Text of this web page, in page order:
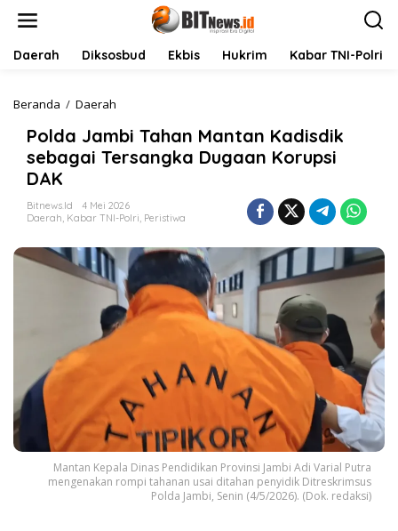
Daerah Diksosbud Ekbis Hukrim Kabar TNI-Polri
Beranda / Daerah
l
d
a
a
m
i
T
a
h
a
n
a
K
a
d
i
Polda Jambi Tahan Mantan Kadisdik
sebagai Tersangka Dugaan Korupsi
DAK
Bitnews.id
4 Mei 2026
Daerah, Kabar TNI-Polri, Peristiwa
Mantan Kepala Dinas Pendidikan Provinsi Jambi Adi Varial Putra
mengenakan rompi tahanan usai ditahan penyidik Ditreskrimsus
Polda Jambi, Senin (4/5/2026). (Dok. redaksi)